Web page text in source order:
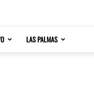
LAS PALMAS